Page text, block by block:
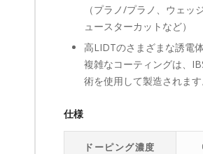
（プラノ/プラノ、ウェッ
ュースターカットなど）
高LIDTのさまざまな誘電
複雑なコーティングは、
術を使用して製造されます
仕様
ドーピング濃度